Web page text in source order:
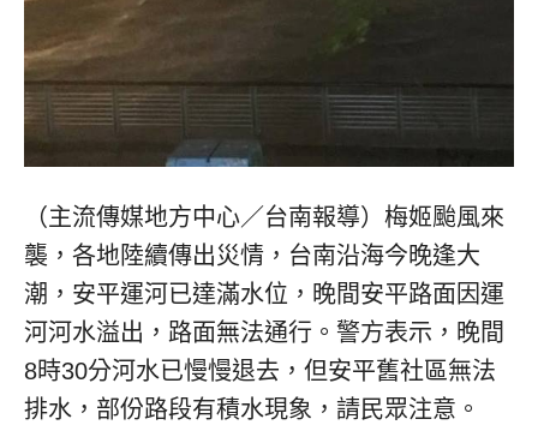
（主流傳媒地方中心／台南報導）梅姬颱風來
襲，各地陸續傳出災情，台南沿海今晚逢大
潮，安平運河已達滿水位，晚間安平路面因運
河河水溢出，路面無法通行。警方表示，晚間
8時30分河水已慢慢退去，但安平舊社區無法
排水，部份路段有積水現象，請民眾注意。